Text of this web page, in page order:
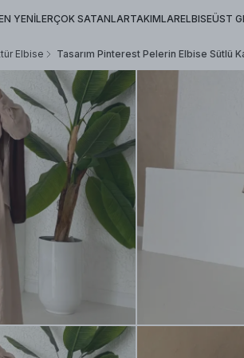
YENİLERÇOK SATANLARTAKIMLARELBISEÜST
Elbise Tasarım Pinterest Pelerin Elbise Sütlü